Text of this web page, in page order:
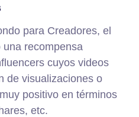
para Creadores, el
recompensa
cuyos videos
de visualizaciones o
positivo en términos
etc.